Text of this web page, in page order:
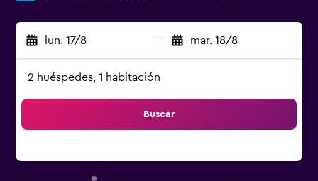
lun. 17/8 - mar. 18/8
2 huéspedes, 1 habitación
Buscar